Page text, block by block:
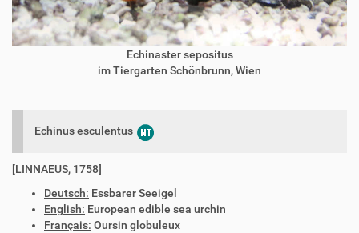
Echinaster sepositus
im Tiergarten Schönbrunn, Wien
Echinus esculentus
[LINNAEUS, 1758]
Deutsch: Essbarer Seeigel
English: European edible sea urchin
Français: Oursin globuleux